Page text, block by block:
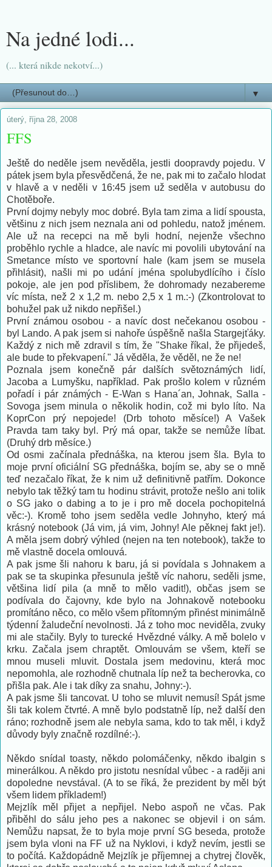
Na jedné lodi...
(... která nikde nekotví...)
▼
úterý, října 28, 2008
FFS
Ještě do neděle jsem nevěděla, jestli doopravdy pojedu. V
pátek jsem byla přesvědčená, že ne, pak mi to začalo hlodat
v hlavě a v neděli v 16:45 jsem už seděla v autobusu do
Chotěboře.
První dojmy nebyly moc dobré. Byla tam zima a lidí spousta,
většinu z nich jsem neznala ani od pohledu, natož jménem.
Ale už na recepci na mě byli hodní, nejenže všechno
proběhlo rychle a hladce, ale navíc mi povolili ubytování na
Smetance místo ve sportovní hale (kam jsem se musela
přihlásit), našli mi po udání jména spolubydlícího i číslo
pokoje, ale jen pod příslibem, že dohromady nezabereme
víc místa, než 2 x 1,2 m. nebo 2,5 x 1 m.:-) (Zkontrolovat to
bohužel pak už nikdo nepřišel.)
První známou osobou - a navíc dost nečekanou osobou -
byl Lando. A pak jsem si nahoře úspěšně našla Stargejťáky.
Každý z nich mě zdravil s tím, že "Shake říkal, že přijedeš,
ale bude to překvapení." Já věděla, že věděl, ne že ne!
Poznala jsem konečně pár dalších světoznámých lidí,
Jacoba a Lumyšku, například. Pak prošlo kolem v různém
pořadí i pár známých - E-Wan s Hana´an, Johnak, Salla -
Sovoga jsem minula o několik hodin, což mi bylo líto. Na
KoprCon prý nepojede! (Drb tohoto měsíce!) A Vašek
Pravda tam taky byl. Prý má opar, takže se nemůže líbat.
(Druhý drb měsíce.)
Od osmi začínala přednáška, na kterou jsem šla. Byla to
moje první oficiální SG přednáška, bojím se, aby se o mně
teď nezačalo říkat, že k nim už definitivně patřím. Dokonce
nebylo tak těžký tam tu hodinu strávit, protože nešlo ani tolik
o SG jako o dabing a to je i pro mě docela pochopitelná
věc:-). Kromě toho jsem seděla vedle Johnyho, který má
krásný notebook (Já vim, já vim, Johny! Ale pěknej fakt je!).
A měla jsem dobrý výhled (nejen na ten notebook), takže to
mě vlastně docela omlouvá.
A pak jsme šli nahoru k baru, já si povídala s Johnakem a
pak se ta skupinka přesunula ještě víc nahoru, seděli jsme,
většina lidí pila (a mně to mělo vadit!), občas jsem se
podívala do čajovny, kde bylo na Johnakově notebooku
promítáno něco, co mělo všem přítomným přinést minimálně
týdenní žaludeční nevolnosti. Já z toho moc neviděla, zvuky
mi ale stačily. Byly to turecké Hvězdné války. A mě bolelo v
krku. Začala jsem chraptět. Omlouvám se všem, kteří se
mnou museli mluvit. Dostala jsem medovinu, která moc
nepomohla, ale rozhodně chutnala líp než ta becherovka, co
přišla pak. Ale i tak díky za snahu, Johny:-).
A pak jsme šli tancovat. U toho se mluvit nemusí! Spát jsme
šli tak kolem čtvrté. A mně bylo podstatně líp, než další den
ráno; rozhodně jsem ale nebyla sama, kdo to tak měl, i když
důvody byly značně rozdílné:-).
Někdo snídal toasty, někdo polomáčenky, někdo ibalgin s
minerálkou. A někdo pro jistotu nesnídal vůbec - a raději ani
dopoledne nevstával. (A to se říká, že prezident by měl být
všem lidem příkladem!)
Mejzlík měl přijet a nepřijel. Nebo aspoň ne včas. Pak
přiběhl do sálu jeho pes a nakonec se objevil i on sám.
Nemůžu napsat, že to byla moje první SG beseda, protože
jsem byla vloni na FF už na Nyklovi, i když nevím, jestli se
to počítá. Každopádně Mejzlík je příjemnej a chytrej člověk,